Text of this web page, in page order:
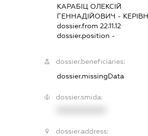
КАРАБІЦ ОЛЕКСІЙ
ГЕННАДІЙОВИЧ -
dossier.from 22.11.12
dossier.position -
dossier.beneficiaries:
dossier.missingData
dossier.smida:
dossier.address: